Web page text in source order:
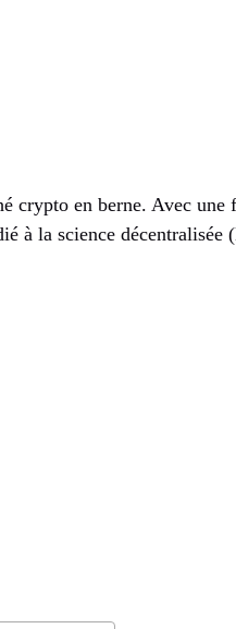
crypto en berne. Avec une
à la science décentralisée